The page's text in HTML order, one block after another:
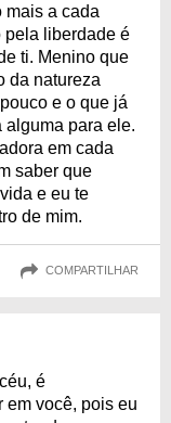
mais a cada
pela liberdade é
ti. Menino que
da natureza
e o que já
alguma para ele.
em cada
saber que
e eu te
de mim.
COMPARTILHAR
é
em você, pois eu